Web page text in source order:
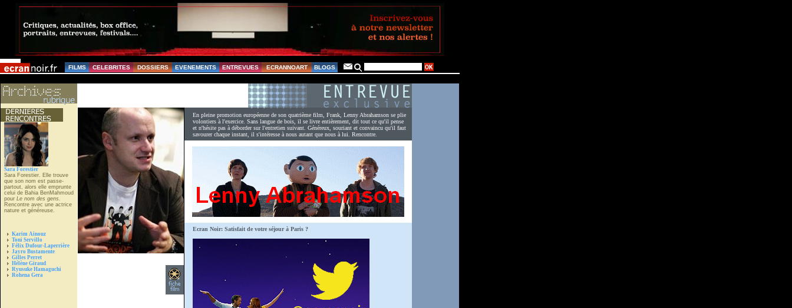
FILMS CELEBRITES DOSSIERS EVENEMENTS ENTREVUES ECRANNOART BLOGS
Sara Forestier
Sara Forestier. Elle trouve
que son nom est passe-
partout, alors elle emprunte
celui de Bahia BenMahmoud
pour Le nom des gens.
Rencontre avec une actrice
nature et généreuse.
Karim Aïnouz
Toni Servillo
Félix Dufour-Laperrière
Jayro Bustamente
Gilles Perret
Hélène Giraud
Ryusuke Hamaguchi
Rohena Gera
En pleine promotion européenne de son quatrième film, Frank, Lenny Abrahamson se plie
volontiers à l'exercice. Sans langue de bois, il se livre entièrement, dit tout ce qu'il pense
et n'hésite pas à déborder sur l'entretien suivant. Généreux, souriant et convaincu qu'il faut
savourer chaque instant, il s'intéresse à nous autant que nous à lui. Rencontre.
Ecran Noir: Satisfait de votre séjour à Paris ?